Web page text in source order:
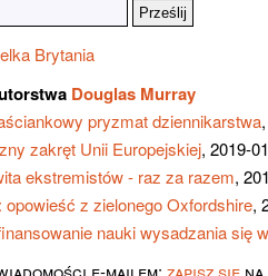
Brytania
Douglas Murray
pryzmat dziennikarstwa
zakręt Unii Europejskiej, 2019-
ekstremistów - raz za razem,
opowieść z zielonego Oxfordshire,
nauki wysadzania się
e-mailem: zapisz się